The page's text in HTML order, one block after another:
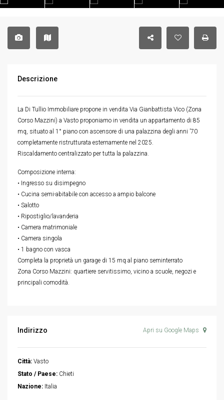
Descrizione
La Di Tullio Immobiliare propone in vendita Via Gianbattista Vico (Zona
Corso Mazzini) a Vasto proponiamo in vendita un appartamento di 85
mq, situato al 1° piano con ascensore di una palazzina degli anni ’70
completamente ristrutturata esternamente nel 2025.
Riscaldamento centralizzato per tutta la palazzina.
Composizione interna:
• Ingresso su disimpegno
• Cucina semi-abitabile con accesso a ampio balcone
• Salotto
• Ripostiglio/lavanderia
• Camera matrimoniale
• Camera singola
• 1 bagno con vasca
Completa la proprietà un garage di 15 mq al piano seminterrato
Zona Corso Mazzini: quartiere servitissimo, vicino a scuole, negozi e
principali comodità.
Indirizzo Apri su Google Maps
Città: Vasto
Stato / Paese: Chieti
Nazione: Italia